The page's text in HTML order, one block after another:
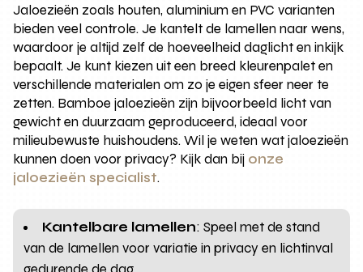
Jaloezieën zoals houten, aluminium en PVC varianten
bieden veel controle. Je kantelt de lamellen naar wens,
waardoor je altijd zelf de hoeveelheid daglicht en inkijk
bepaalt. Je kunt kiezen uit een breed kleurenpalet en
verschillende materialen om zo je eigen sfeer neer te
zetten. Bamboe jaloezieën zijn bijvoorbeeld licht van
gewicht en duurzaam geproduceerd, ideaal voor
milieubewuste huishoudens. Wil je weten wat jaloezieën
kunnen doen voor privacy? Kijk dan bij onze
jaloezieën specialist.
Kantelbare lamellen: Speel met de stand
van de lamellen voor variatie in privacy en lichtinval